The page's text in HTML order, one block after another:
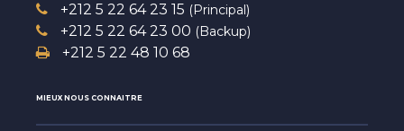
+212 5 22 64 23 15 (Principal)
+212 5 22 64 23 00 (Backup)
+212 5 22 48 10 68
MIEUX NOUS CONNAITRE